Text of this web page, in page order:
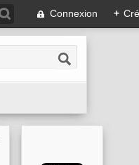
Connexion +